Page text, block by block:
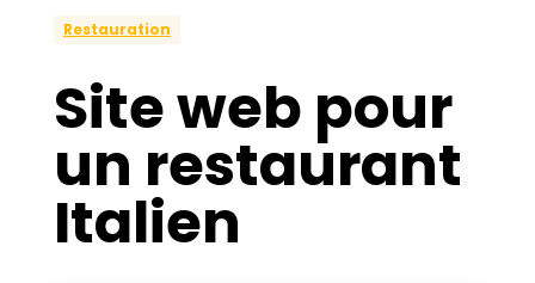
Restauration
Site web pour
un restaurant
Italien